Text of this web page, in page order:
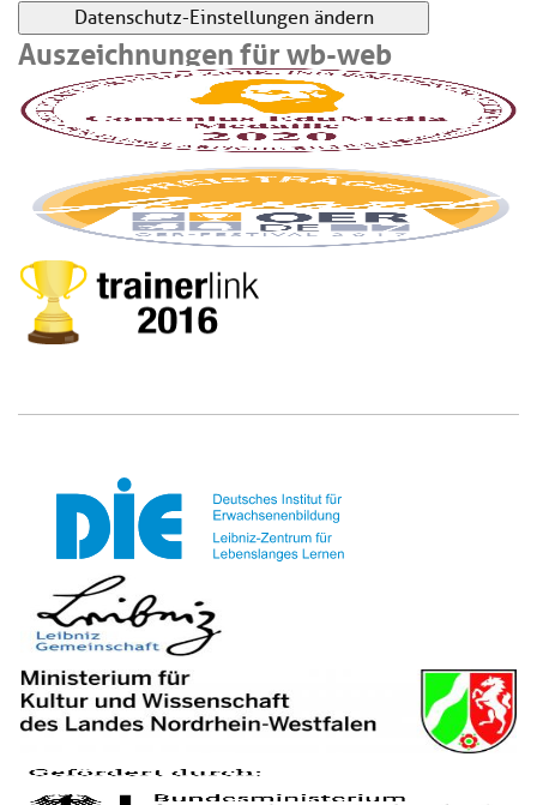
Datenschutz-Einstellungen ändern
Auszeichnungen für wb-web